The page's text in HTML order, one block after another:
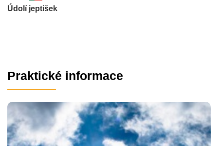
Údolí jeptišek
Praktické informace